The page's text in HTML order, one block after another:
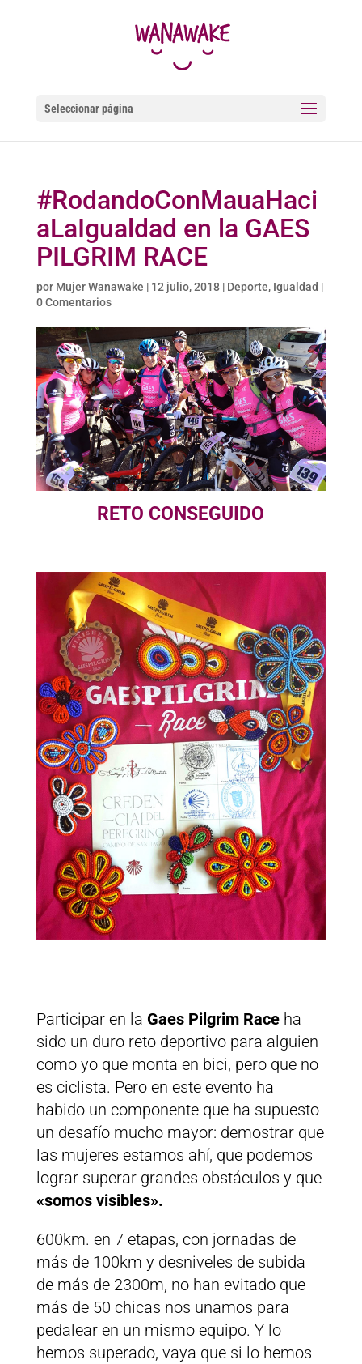
Seleccionar página
#RodandoConMauaHaci
aLaIgualdad en la GAES
PILGRIM RACE
por Mujer Wanawake | 12 julio, 2018| Deporte, Igualdad |
0 Comentarios
RETO CONSEGUIDO
Participar en la Gaes Pilgrim Raceha
sido un duro reto deportivo para alguien
como yo que monta en bici, pero que no
es ciclista. Pero en este evento ha
habido un componente que ha supuesto
un desafío mucho mayor: demostrar que
las mujeres estamos ahí, que podemos
lograr superar grandes obstáculos y que
«somos visibles».
600km. en 7 etapas, con jornadas de
más de 100km y desniveles de subida
de más de 2300m, no han evitado que
más de 50 chicas nos unamos para
pedalear en un mismo equipo. Y lo
hemos superado, vaya que si lo hemos